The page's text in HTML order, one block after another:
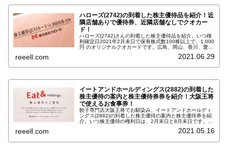
ハローズ(2742)の到着した株主優待品を紹介！近
隣店舗ありで優待券、近隣店舗なしでクオカー
ド！
ハローズ(2742)さんの到着した株主優待品を紹介。いつ権
利確定日2021年2月末日で保有株式数100株以上で、1,000
円 のオリジナルクオカードです。広島、岡山、香川、愛
に在住の場合は、株主ご優待券にかえて同額の「QUOカー
reeell.com 2021.06.29
イートアンドホールディングス(2882)の到着した
株主優待の案内と株主優待券券を紹介！大阪王将
で使えるお食事券！
餃子専門店大阪王将でお馴染み、イートアンドホールディ
ングス(2882)の到着した株主優待の案内と株主優待券を紹
介。いつ株主優待の権利日は、2月末日と8月末日です。権
の自社製品とイートアンドグループお食事券、寄付の中か
reeell.com 2021.05.16